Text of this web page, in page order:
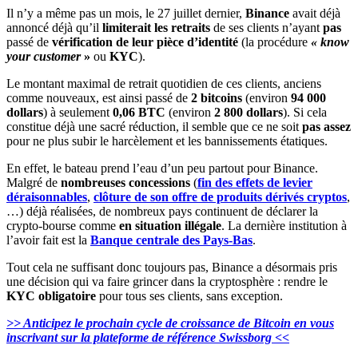
Il n’y a même pas un mois, le 27 juillet dernier, Binance avait déjà
annoncé déjà qu’il limiterait les retraits de ses clients n’ayant pas
passé de vérification de leur pièce d’identité (la procédure « know
your customer» ou KYC).
Le montant maximal de retrait quotidien de ces clients, anciens
comme nouveaux, est ainsi passé de 2 bitcoins (environ 94 000
dollars) à seulement 0,06 BTC (environ 2 800 dollars). Si cela
constitue déjà une sacré réduction, il semble que ce ne soit pas assez
pour ne plus subir le harcèlement et les bannissements étatiques.
En effet, le bateau prend l’eau d’un peu partout pour Binance.
Malgré de nombreuses concessions (fin des effets de levier
déraisonnables, clôture de son offre de produits dérivés cryptos,
…) déjà réalisées, de nombreux pays continuent de déclarer la
crypto-bourse comme en situation illégale. La dernière institution à
l’avoir fait est la Banque centrale des Pays-Bas.
Tout cela ne suffisant donc toujours pas, Binance a désormais pris
une décision qui va faire grincer dans la cryptosphère : rendre le
KYC obligatoire pour tous ses clients, sans exception.
>> Anticipez le prochain cycle de croissance de Bitcoin en vous
inscrivant sur la plateforme de référence Swissborg <<